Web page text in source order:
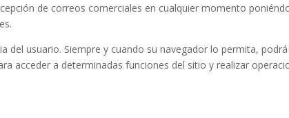
de correos comerciales en cualquier momento
del usuario. Siempre y cuando su navegador lo permita,
acceder a determinadas funciones del sitio y realizar